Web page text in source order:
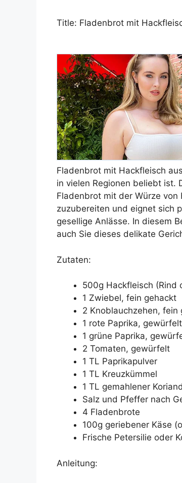
Title: Fladenbrot mit
Fladenbrot mit Hackfleisch
in vielen Regionen beliebt ist.
Fladenbrot mit der Würze
zuzubereiten und eignet sich
gesellige Anlässe. In diesem
auch Sie dieses delikate
Zutaten:
500g Hackfleisch (Rind
1 Zwiebel, fein gehackt
2 Knoblauchzehen, fein
1 rote Paprika, gewürfelt
1 grüne Paprika,
2 Tomaten, gewürfelt
1 TL Paprikapulver
1 TL Kreuzkümmel
1 TL gemahlener
Salz und Pfeffer nach
4 Fladenbrote
100g geriebener Käse
Frische Petersilie oder
Anleitung: